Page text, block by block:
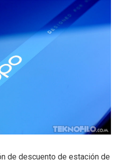
de descuento de estación de